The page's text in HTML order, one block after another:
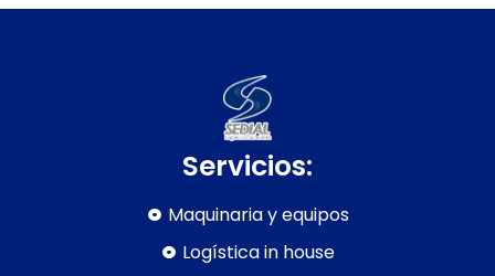
Servicios:
Maquinaria y equipos
Logística in house